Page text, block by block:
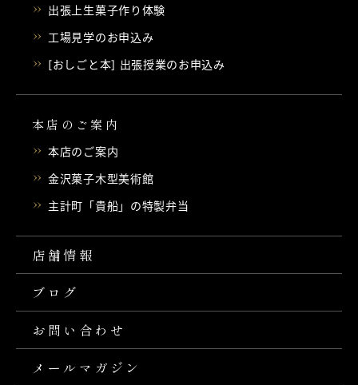
出張上生菓子作り体験
工場見学のお申込み
[おしごと本] 出張授業のお申込み
本店のご案内
本店のご案内
金沢菓子木型美術館
主計町「貴船」の特製弁当
店舗情報
ブログ
お問い合わせ
メールマガジン